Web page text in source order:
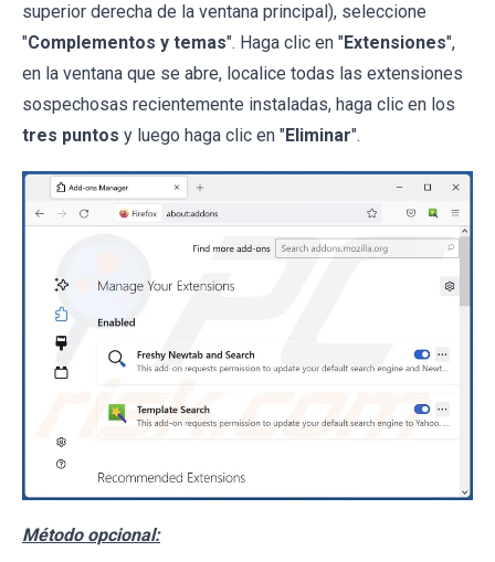
superior derecha de la ventana principal), seleccione
"Complementos y temas". Haga clic en "Extensiones",
en la ventana que se abre, localice todas las extensiones
sospechosas recientemente instaladas, haga clic en los
tres puntos y luego haga clic en "Eliminar".
Método opcional: